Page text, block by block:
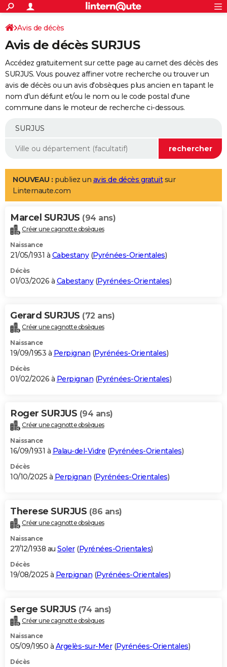
ACTUALITÉS
Politique
Société
Faits Divers
Education
Monde
Villes
+
SPORT
Coupe du monde 2026
Football
Tennis
Cyclisme
Rugby
Forum
Programme TV
TNT
Streaming
Cinéma
Sorties cinéma
Musique
+
FINANCE
Retraite
Epargne
Immobilier
Risques naturels par ville
Banque
Assurance
AUTO
Essais
Réserver un essai
Citadines
Berlines
SUV
Forum auto
+
Mobiles
Meilleur smartphone
Internet
Ordinateurs
Jeux vidéo
Guide high-tech
Aménagement intérieur
LIFESTYLE
Art de vivre
Bien-être
Loisirs
Mode
Modes de vie
Alimentation
Guide de la santé
Maladies
Médicaments
Sommeil
VOYAGE
Destinations
City break
Voyage nature
Voyage de noces
Forum
Climat
+PHOTO
GUIDES D'ACHAT
BONS PLANS
Carte de Noël
Carte Bonne année
Carte Saint-Valentin
Carte Pâques
Carte d'anniversaire
DICTIONNAIRE
Dictionnaire
Biographies
Citations
Expressions
Proverbes
PROGRAMME TV
S'inscrire
Se connecter
Lycées
Collèges
Primaires
Universités
Entreprises
Service militaire
Avis de recherche
AVIS DE DÉCÈS
Bricolage
Lifestyle
Culture
Sport
Auto
Television
Voyage
Cinema
Avis de décès
Avis de décès SURJUS
Accédez gratuitement sur cette page au carnet des décès des
SURJUS. Vous pouvez affiner votre recherche ou trouver un
avis de décès ou un avis d'obsèques plus ancien en tapant le
nom d'un défunt et/ou le nom ou le code postal d'une
commune dans le moteur de recherche ci-dessous.
NOUVEAU : publiez un avis de décès gratuitsur
Linternaute.com
Marcel SURJUS (94 ans)
Créer une cagnotte obsèques
Naissance
21/05/1931 à Cabestany(Pyrénées-Orientales)
Décès
01/03/2026 à Cabestany(Pyrénées-Orientales)
Gerard SURJUS (72 ans)
Créer une cagnotte obsèques
Naissance
19/09/1953 à Perpignan (Pyrénées-Orientales)
Décès
01/02/2026 à Perpignan (Pyrénées-Orientales)
Roger SURJUS (94 ans)
Créer une cagnotte obsèques
Naissance
16/09/1931 à Palau-del-Vidre (Pyrénées-Orientales)
Décès
10/10/2025 à Perpignan (Pyrénées-Orientales)
Therese SURJUS (86 ans)
Créer une cagnotte obsèques
Naissance
27/12/1938 au Soler(Pyrénées-Orientales)
Décès
19/08/2025 à Perpignan (Pyrénées-Orientales)
Serge SURJUS (74 ans)
Créer une cagnotte obsèques
Naissance
05/09/1950 à Argelès-sur-Mer(Pyrénées-Orientales)
Décès